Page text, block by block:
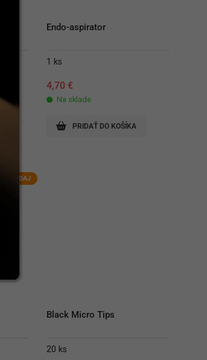
Endo-aspirator
1 ks
4,70 €
Na sklade
PRIDAŤ DO KOŠÍKA
VÝPREDAJ
Black Micro Tips
20 ks